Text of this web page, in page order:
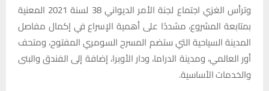
وترأس الغزي اجتماع لجنة الأمر الديواني 38 لسنة 2021 المعنية
بمتابعة المشروع، مشددًا على أهمية الإسراع في إكمال مفاصل
المدينة السياحية التي ستضم المسرح السومري المفتوح، ومتحف
أور العالمي، ومدينة الدراما، ودار الأوبرا، إضافة إلى الفندق والبنى
والخدمات الأساسية.